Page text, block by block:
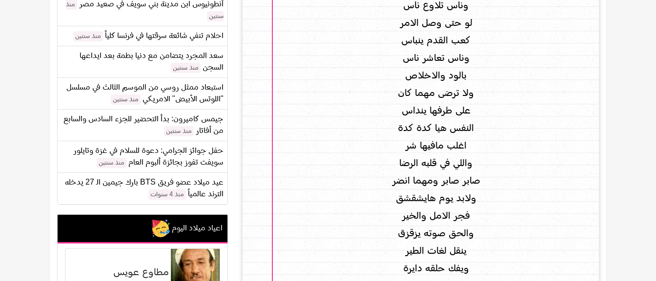
وناس تلاوع ناس
لو حتى وصل الامر
كعب القدم ينباس
وناس تعاشر ناس
بالود والاخلاص
ولا ترضى مهما كان
على طرفها ينداس
النفس هيا كدة كدة
اغلب مافيها شر
واللي في قلبه الرضا
صابر صابر ومهما انضر
ولابد يوم هايشقشق
فجر الامل والخير
والحق صوته يزقزق
ينقل لغات الطير
ويفك حلقه دايرة
أنطونيوس ابن مدينة بني سويف في صعيد مصر
منذ
سنتين
احلام تنفي شائعة سرقتها في فرنسا كلياً منذ سنتين
سعد المجرد يتضامن مع دنيا بطمة بعد ايداعها
السجن
منذ سنتين
استبعاد ممثل روسي من الموسم الثالث في مسلسل
"اللوتس الأبيض" الامريكي
منذ سنتين
جيمس كاميرون: بدأ التحضير للجزء السادس والسابع
من أفاتار
منذ سنتين
حفل جوائز الجرامي: دعوة للسلام في غزة وتايلور
سويفت تفوز بجائزة ألبوم العام
منذ سنتين
عيد ميلاد عضو فريق BTS بارك جيمين الـ 27 يدخله
الترند عالمياً
منذ 4 سنوات
اعياد ميلاد اليوم
مطاوع عويس